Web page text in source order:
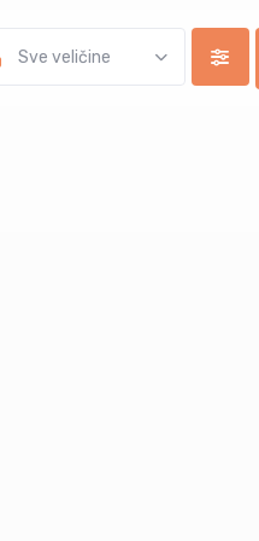
Sve veličine